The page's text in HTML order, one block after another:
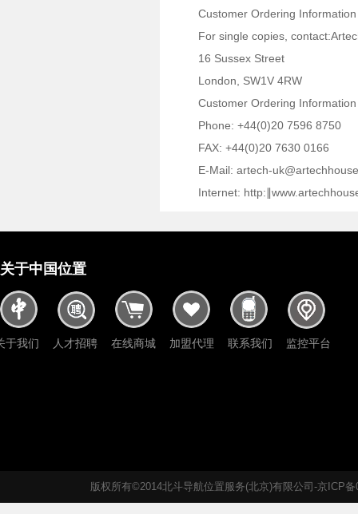
Customer Ordering Information
For single copies,
16 Sussex Street
London, SW1V 4RW
Customer Ordering Information
Phone: +44(0)20 7596 8750
FAX: +44(0)20 7630 0166
E-Mail: artech-
Internet:
关于中国位置
于我们 人才招聘 在线商城 加盟代理 联系我们 监控平台
版权所有©2014北斗导航位置服务(北京)有限公司-京ICP